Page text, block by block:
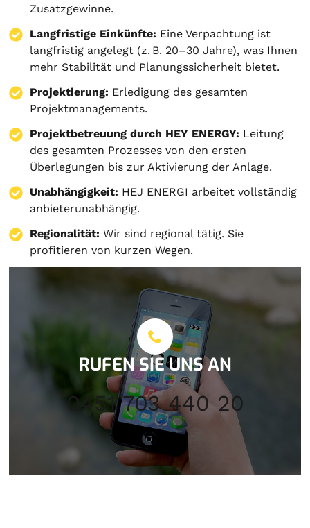
Zusatzgewinne.
Langfristige Einkünfte: Eine Verpachtung ist
langfristig angelegt (z. B. 20–30 Jahre), was Ihnen
mehr Stabilität und Planungssicherheit bietet.
Projektierung: Erledigung des gesamten
Projektmanagements.
Projektbetreuung durch HEY ENERGY: Leitung
des gesamten Prozesses von den ersten
Überlegungen bis zur Aktivierung der Anlage.
Unabhängigkeit: HEJ ENERGI arbeitet vollständig
anbieterunabhängig.
Regionalität: Wir sind regional tätig. Sie
profitieren von kurzen Wegen.
RUFEN SIE UNS AN
0451 703 440 20